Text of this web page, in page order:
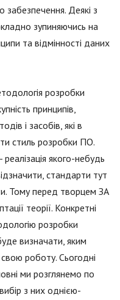
забезпечення. Деякі з
зупиняючись на
та відмінності даних
розробки
принципів,
і засобів, які в
стиль розробки ПО.
якого-небудь
стандарти тут
Тому перед творцем ЗА
теорії. Конкретні
розробки
визначати, яким
роботу. Сьогодні
ми розглянемо по
з них однією-